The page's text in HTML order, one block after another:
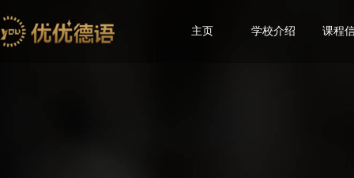
主页 学校介绍 课程